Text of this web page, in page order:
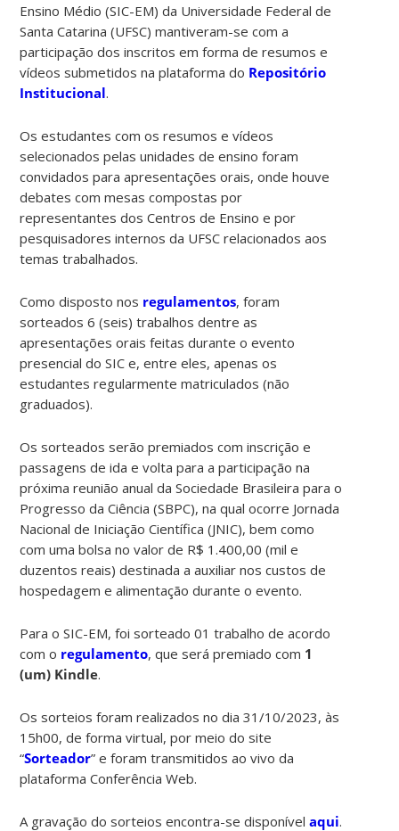
Ensino Médio (SIC-EM) da Universidade Federal de
Santa Catarina (UFSC) mantiveram-se com a
participação dos inscritos em forma de resumos e
vídeos submetidos na plataforma do Repositório
Institucional.
Os estudantes com os resumos e vídeos
selecionados pelas unidades de ensino foram
convidados para apresentações orais, onde houve
debates com mesas compostas por
representantes dos Centros de Ensino e por
pesquisadores internos da UFSC relacionados aos
temas trabalhados.
Como disposto nos regulamentos, foram
sorteados 6 (seis) trabalhos dentre as
apresentações orais feitas durante o evento
presencial do SIC e, entre eles, apenas os
estudantes regularmente matriculados (não
graduados).
Os sorteados serão premiados com inscrição e
passagens de ida e volta para a participação na
próxima reunião anual da Sociedade Brasileira para o
Progresso da Ciência (SBPC), na qual ocorre Jornada
Nacional de Iniciação Científica (JNIC), bem como
com uma bolsa no valor de R$ 1.400,00 (mil e
duzentos reais) destinada a auxiliar nos custos de
hospedagem e alimentação durante o evento.
Para o SIC-EM, foi sorteado 01 trabalho de acordo
com o regulamento, que será premiado com 1
(um) Kindle.
Os sorteios foram realizados no dia 31/10/2023, às
15h00, de forma virtual, por meio do site
“Sorteador” e foram transmitidos ao vivo da
plataforma Conferência Web.
A gravação do sorteios encontra-se disponívelaqui.